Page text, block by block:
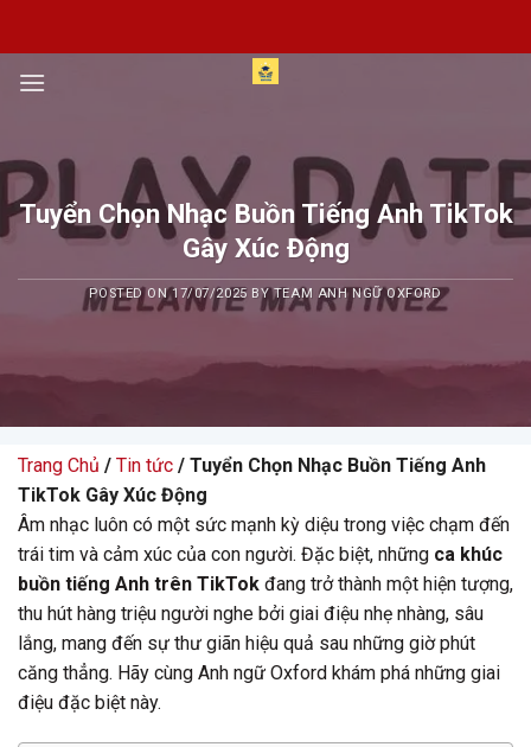
content
Tuyển Chọn Nhạc Buồn Tiếng Anh TikTok
Gây Xúc Động
POSTED ON17/07/2025 BYTEAM ANH NGỮ OXFORD
Trang Chủ / Tin tức / Tuyển Chọn Nhạc Buồn Tiếng Anh
TikTok Gây Xúc Động
Âm nhạc luôn có một sức mạnh kỳ diệu trong việc chạm đến
trái tim và cảm xúc của con người. Đặc biệt, những ca khúc
buồn tiếng Anh trên TikTok đang trở thành một hiện tượng,
thu hút hàng triệu người nghe bởi giai điệu nhẹ nhàng, sâu
lắng, mang đến sự thư giãn hiệu quả sau những giờ phút
căng thẳng. Hãy cùng Anh ngữ Oxford khám phá những giai
điệu đặc biệt này.